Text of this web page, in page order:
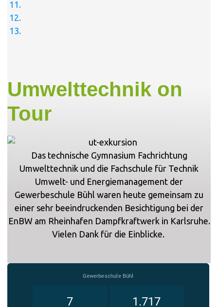
Umwelttechnik on
Tour
Das technische Gymnasium Fachrichtung
Umwelttechnik und die Fachschule für Technik
Umwelt- und Energiemanagement der
Gewerbeschule Bühl waren heute gemeinsam zu
einer sehr beeindruckenden Besichtigung bei der
EnBW am Rheinhafen Dampfkraftwerk in Karlsruhe.
Vielen Dank für die Einblicke.